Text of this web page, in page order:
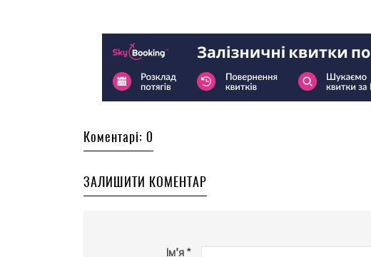
Коментарі: 0
ЗАЛИШИТИ КОМЕНТАР
Ім’я *